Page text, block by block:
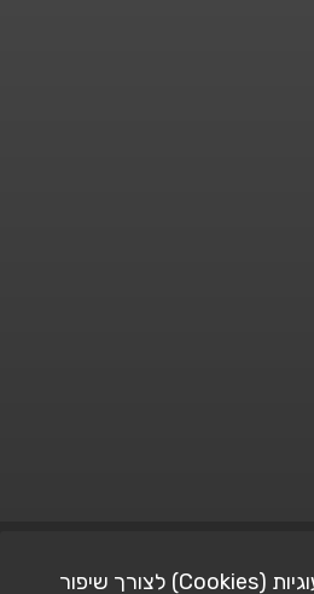
אתר זה משתמש בעוגיות (Cookies) לצורך שיפור